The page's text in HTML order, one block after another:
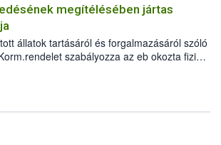
megítélésében jártas
állatok tartásáról és forgalmazásáról szóló
szabályozza az eb okozta fizikai
veszélye keletkezésekor felmerülő
valamint a veszélyes eb tartását és annak
megítélésében jártas szakértőt.